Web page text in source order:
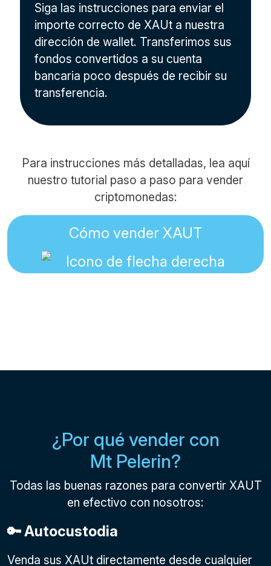
Siga las instrucciones para enviar el
importe correcto de XAUt a nuestra
dirección de wallet. Transferimos sus
fondos convertidos a su cuenta
bancaria poco después de recibir su
transferencia.
Para instrucciones más detalladas, lea aquí
nuestro tutorial paso a paso para vender
criptomonedas:
Cómo vender XAUT
¿Por qué vender con
Mt Pelerin?
Todas las buenas razones para convertir XAUT
en efectivo con nosotros:
🔑 Autocustodia
Venda sus XAUt directamente desde cualquier